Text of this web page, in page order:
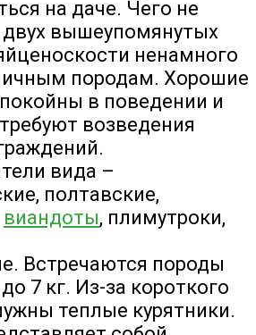
на даче. Чего не
вышеупомянутых
ненамного
породам. Хорошие
в поведении и
возведения
вида –
полтавские,
виандоты, плимутроки,
Встречаются породы
7 кг. Из-за короткого
теплые курятники.